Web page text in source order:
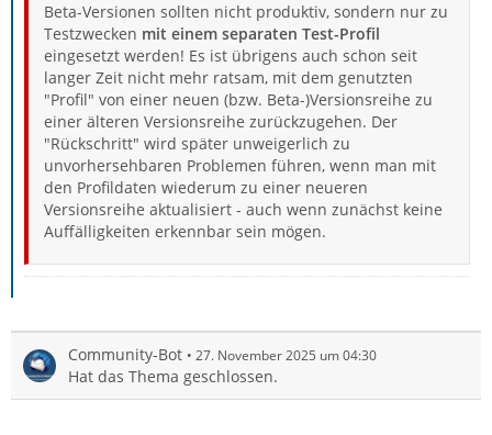
Beta-Versionen sollten nicht produktiv, sondern nur zu
Testzwecken mit einem separaten Test-Profil
eingesetzt werden! Es ist übrigens auch schon seit
langer Zeit nicht mehr ratsam, mit dem genutzten
"Profil" von einer neuen (bzw. Beta-)Versionsreihe zu
einer älteren Versionsreihe zurückzugehen. Der
"Rückschritt" wird später unweigerlich zu
unvorhersehbaren Problemen führen, wenn man mit
den Profildaten wiederum zu einer neueren
Versionsreihe aktualisiert - auch wenn zunächst keine
Auffälligkeiten erkennbar sein mögen.
Community-Bot 27. November 2025 um 04:30
Hat das Thema geschlossen.